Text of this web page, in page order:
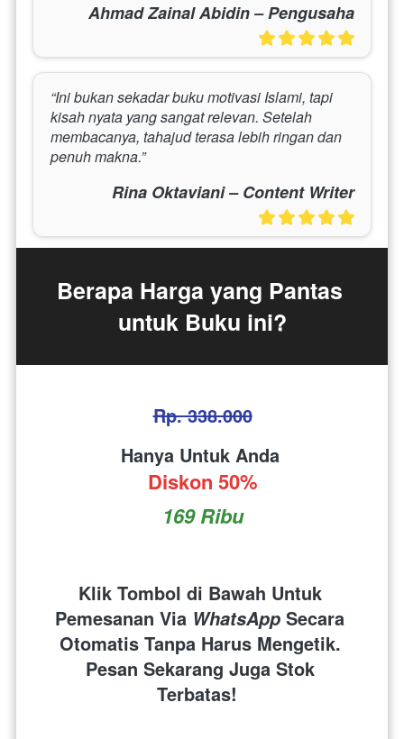
Ahmad Zainal Abidin – Pengusaha
“Ini bukan sekadar buku motivasi Islami, tapi
kisah nyata yang sangat relevan. Setelah
membacanya, tahajud terasa lebih ringan dan
penuh makna.”
Rina Oktaviani – Content Writer
Berapa Harga yang Pantas
untuk Buku ini?
Rp. 338.000
Hanya Untuk Anda
Diskon 50%
169 Ribu
Klik Tombol di Bawah Untuk
Pemesanan Via WhatsApp Secara
Otomatis Tanpa Harus Mengetik.
Pesan Sekarang Juga Stok
Terbatas!